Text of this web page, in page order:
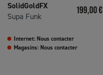
SolidGoldFX
Supa Funk
Prix
199,00 €
Internet: Nous contacter
Magasins: Nous contacter